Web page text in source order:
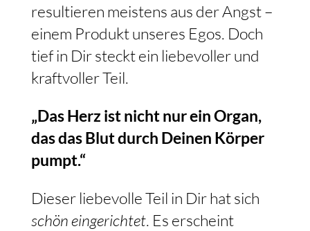
resultieren meistens aus der Angst –
einem Produkt unseres Egos. Doch
tief in Dir steckt ein liebevoller und
kraftvoller Teil.
„Das Herz ist nicht nur ein Organ,
das das Blut durch Deinen Körper
pumpt.“
Dieser liebevolle Teil in Dir hat sich
schön eingerichtet. Es erscheint